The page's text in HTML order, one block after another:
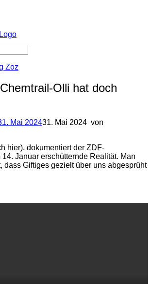
Zoz
Olli hat doch
Mai 202431. Mai 2024 von
hier), dokumentiert der ZDF-
Januar erschütternde Realität. Man
dass Giftiges gezielt über uns abgesprüht